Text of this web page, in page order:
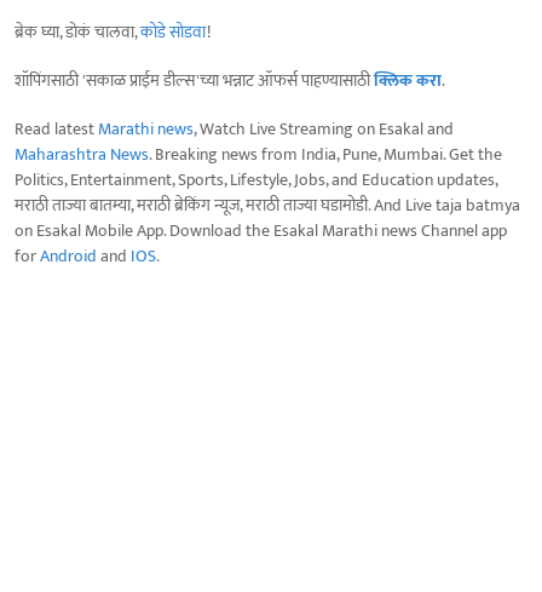
ब्रेक घ्या, डोकं चालवा,कोडे सोडवा!
शॉपिंगसाठी 'सकाळ प्राईम डील्स'च्या भन्नाट ऑफर्स पाहण्यासाठीक्लिक करा.
Read latestMarathi news, Watch Live Streaming on Esakal and
Maharashtra News. Breaking news from India, Pune, Mumbai. Get the
Politics, Entertainment, Sports, Lifestyle, Jobs, and Education updates,
मराठी ताज्या बातम्या, मराठी ब्रेकिंग न्यूज, मराठी ताज्या घडामोडी. And Live taja batmya
on Esakal Mobile App. Download the Esakal Marathi news Channel app
forAndroidand IOS.